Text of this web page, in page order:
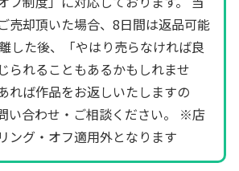
売却頂いた場合、8日間は返品可能
した後、「やはり売らなければ良
られることもあるかもしれませ
れば作品をお返しいたしますの
い合わせ・ご相談ください。 ※店
ング・オフ適用外となります